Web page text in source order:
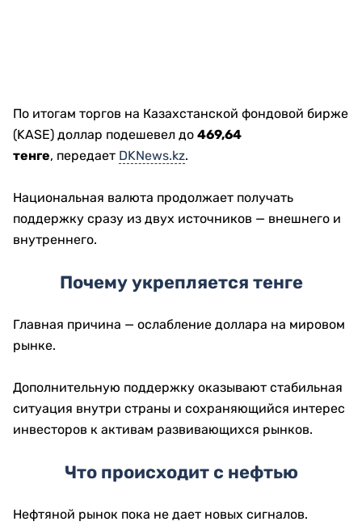
По итогам торгов на Казахстанской фондовой бирже
(KASE) доллар подешевел до 469,64
тенге, передает DKNews.kz.
Национальная валюта продолжает получать
поддержку сразу из двух источников — внешнего и
внутреннего.
Почему укрепляется тенге
Главная причина — ослабление доллара на мировом
рынке.
Дополнительную поддержку оказывают стабильная
ситуация внутри страны и сохраняющийся интерес
инвесторов к активам развивающихся рынков.
Что происходит с нефтью
Нефтяной рынок пока не дает новых сигналов.